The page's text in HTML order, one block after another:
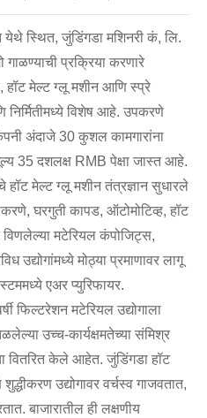
येथे स्थित, जुंडिंगडा मशिनरी कं, लि.
गाळण्याची प्रक्रिया करणारे
हॉट मेल्ट ग्लू मशीन आणि स्प्रे
विशेष आहे. उपकरणे
अंदाजे 30 कुशल कामगारांना
35 दशलक्ष RMB पेक्षा जास्त आहे.
हॉट मेल्ट ग्लू मशीन तंत्रज्ञान सुधारले
घरगुती कापड, ऑटोमोटिव्ह, हॉट
मटेरियल कंपोजिट्स,
उद्योगांमध्ये मोठ्या प्रमाणावर लागू
एअर प्युरिफायर.
फिल्टरेशन मटेरियल उद्योगाला
उच्च-कार्यक्षमतेच्या संमिश्र
वितरित केले आहेत. जुंडिंगडा हॉट
उद्योगावर वर्चस्व गाजवतात,
बाजारातील ही लक्षणीय